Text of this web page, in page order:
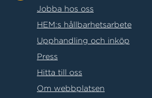
Jobba hos oss
HEM:s hållbarhetsarbete
Upphandling och inköp
Press
Hitta till oss
Om webbplatsen